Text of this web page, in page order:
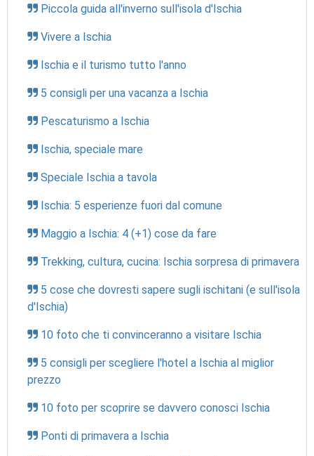
Piccola guida all'inverno sull'isola d'Ischia
Vivere a Ischia
Ischia e il turismo tutto l'anno
5 consigli per una vacanza a Ischia
Pescaturismo a Ischia
Ischia, speciale mare
Speciale Ischia a tavola
Ischia: 5 esperienze fuori dal comune
Maggio a Ischia: 4 (+1) cose da fare
Trekking, cultura, cucina: Ischia sorpresa di primavera
5 cose che dovresti sapere sugli ischitani (e sull'isola
d'Ischia)
10 foto che ti convinceranno a visitare Ischia
5 consigli per scegliere l'hotel a Ischia al miglior
prezzo
10 foto per scoprire se davvero conosci Ischia
Ponti di primavera a Ischia